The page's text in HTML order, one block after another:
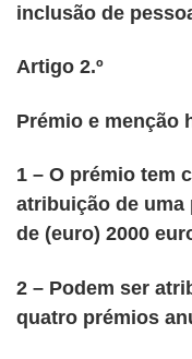
inclusão de
Artigo 2.º
Prémio e menção
1 – O prémio tem
atribuição de
de (euro) 2000
2 – Podem ser
quatro prémios